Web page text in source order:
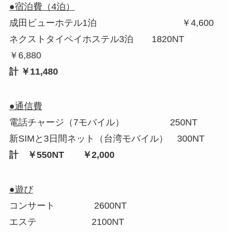
●宿泊費（4泊）
成田ビューホテル1泊 ￥4,600
ネクストタイペイホステル3泊 1820NT
￥6,880
計 ￥11,480
●通信費
電話チャージ（7モバイル） 250NT
新SIMと3日間ネット（台湾モバイル） 300NT
計 ￥550NT ￥2,000
●遊び
コンサート 2600NT
エステ 2100NT